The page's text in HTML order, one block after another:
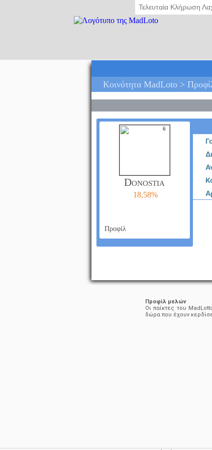
Τελευταία Κλήρωση
Κοινότητα MadLoto >
6
Donostia
18,58%
Προφίλ
Προφίλ μελών
Οι παίκτες του
δώρα που έχουν